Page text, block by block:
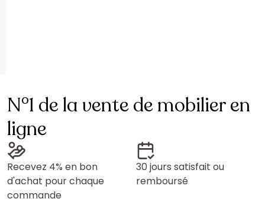
N°1 de la vente de mobilier en
ligne
Recevez 4% en bon
d'achat pour chaque
commande
30 jours satisfait ou
remboursé